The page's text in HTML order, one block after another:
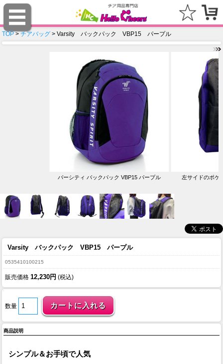
TOP>チアバッグ > Varsity バックパック VBP15 パープル
バーシティ バックパック VBP15 パープル 左サイドのポケ
Varsity バックパック VBP15 パープル
0535410100215
販売価格 12,230円 (税込)
数量
商品説明
シンプル＆お手頃で人気